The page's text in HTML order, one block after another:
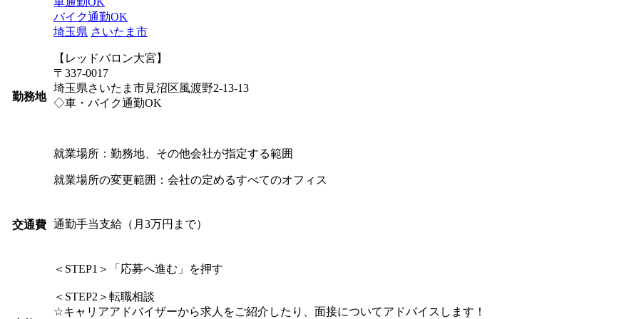
勤務地
バイク通勤OK
埼玉県 さいたま市
【レッドバロン大宮】
〒337-0017
埼玉県さいたま市見沼区風渡野2-13-13
◇車・バイク通勤OK
就業場所：勤務地、その他会社が指定する範囲
就業場所の変更範囲：会社の定めるすべてのオフィス
交通費 通勤手当支給（月3万円まで）
＜STEP1＞「応募へ進む」を押す
＜STEP2＞転職相談
☆キャリアアドバイザーから求人をご紹介したり、面接についてアドバイスします！